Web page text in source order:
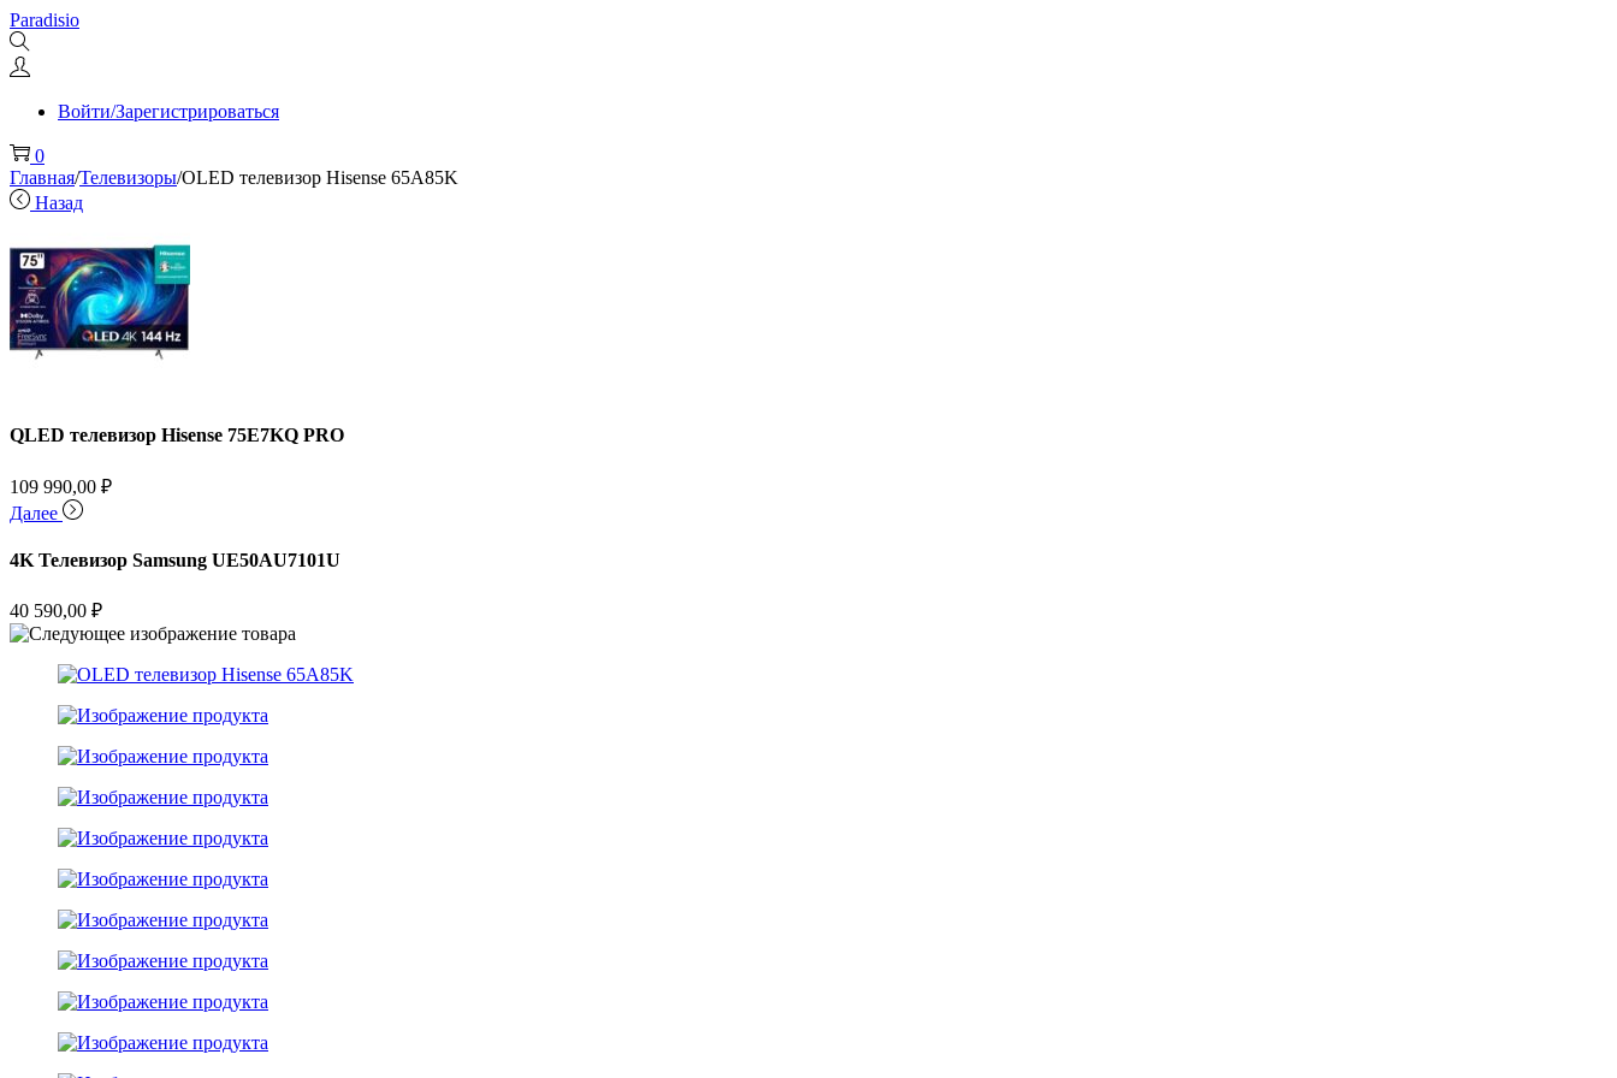
Перейти
к
навигации
Перейти
к
содержимому
Paradisio
Войти/Зарегистрироваться
0
Главная/Телевизоры/OLED телевизор Hisense 65A85K
Назад
QLED телевизор Hisense 75E7KQ PRO
109 990,00 ₽
Далее
4K Телевизор Samsung UE50AU7101U
40 590,00 ₽